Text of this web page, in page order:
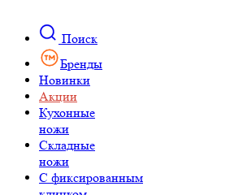
Поиск
Бренды
Новинки
Акции
Кухонные
ножи
Складные
ножи
C фиксированным